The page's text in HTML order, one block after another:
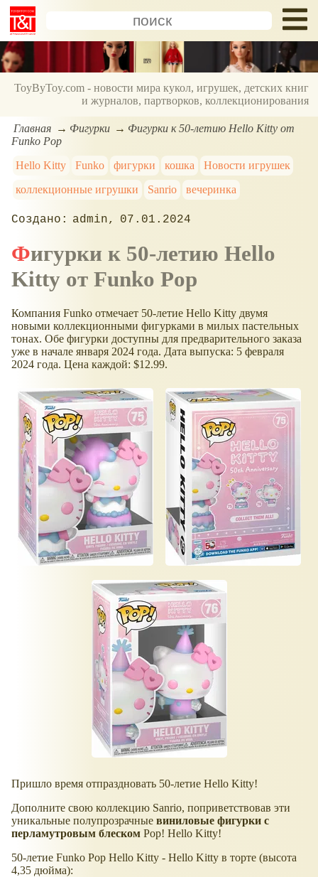
ToyByToy.com - новости мира кукол, игрушек, детских книг
и журналов, партворков, коллекционирования
Главная Фигурки
Фигурки к 50-летию Hello Kitty от
Funko Pop
Hello Kitty
Funko фигурки кошка
Новости игрушек
коллекционные игрушки
Sanrio вечеринка
admin 07.01.2024
Фигурки к 50-летию Hello
Kitty от Funko Pop
Компания Funko отмечает 50-летие Hello Kitty двумя
новыми коллекционными фигурками в милых пастельных
тонах. Обе фигурки доступны для предварительного заказа
уже в начале января 2024 года. Дата выпуска: 5 февраля
2024 года. Цена каждой: $12.99.
Пришло время отпраздновать 50-летие Hello Kitty!
Дополните свою коллекцию Sanrio, поприветствовав эти
уникальные полупрозрачные виниловые фигурки с
перламутровым блеском Pop! Hello Kitty!
50-летие Funko Pop Hello Kitty - Hello Kitty в торте (высота
4,35 дюйма):